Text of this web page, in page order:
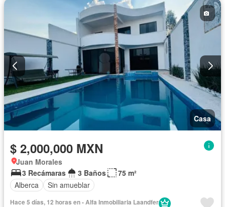
Casa
$ 2,000,000 MXN
Juan Morales
3 Recámaras
3 Baños
75 m²
Alberca
Sin amueblar
Hace 5 días, 12 horas en - Alfa Inmobiliaria Laandfer